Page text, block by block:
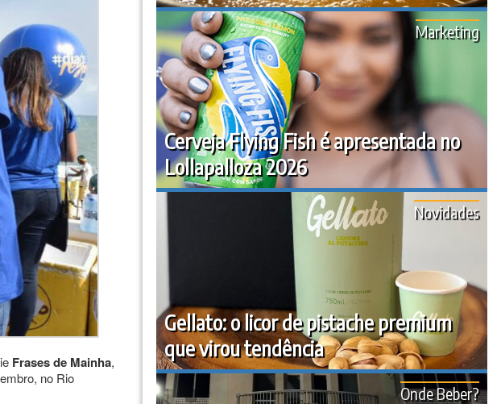
Frases de Mainha,
no Rio
Cerveja Flying Fish é apresentada no
Lollapalloza 2026
Marketing
Gellato: o licor de pistache premium
que virou tendência
Novidades
Onde Beber?